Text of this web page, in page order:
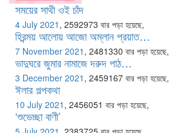
সময়ের সাথী ওই চাঁদ
4 July 2021 , 2592973 বার পড়া হয়েছে,
হিরন্ময় আলোয় আজো অম্লান প্রয়াত…
7 November 2021 , 2481330 বার পড়া হয়েছে,
ভাদুঘরে জুমার নামাজে দরুদ পাঠ…
3 December 2021 , 2459167 বার পড়া হয়েছে,
ঈলার গল্পকথা
10 July 2021 , 2456051 বার পড়া হয়েছে,
‘শুভেচ্ছা বাণী’